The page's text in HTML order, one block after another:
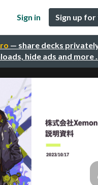
— share decks
hide ads and more
Sign in Sign up